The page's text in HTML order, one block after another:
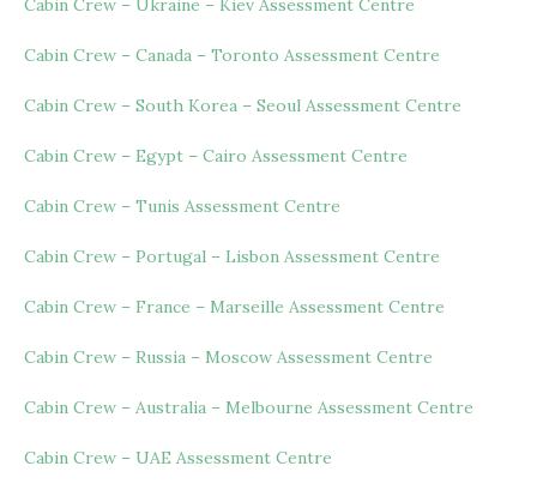
Cabin Crew – Ukraine – Kiev Assessment Centre
Cabin Crew – Canada – Toronto Assessment Centre
Cabin Crew – South Korea – Seoul Assessment Centre
Cabin Crew – Egypt – Cairo Assessment Centre
Cabin Crew – Tunis Assessment Centre
Cabin Crew – Portugal – Lisbon Assessment Centre
Cabin Crew – France – Marseille Assessment Centre
Cabin Crew – Russia – Moscow Assessment Centre
Cabin Crew – Australia – Melbourne Assessment Centre
Cabin Crew – UAE Assessment Centre